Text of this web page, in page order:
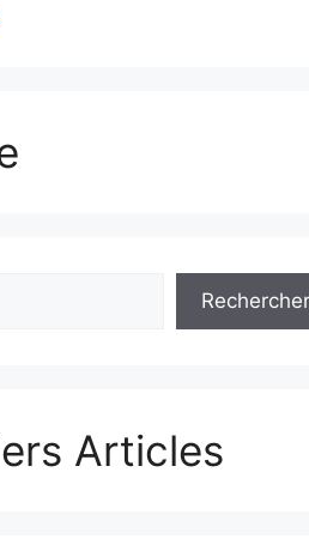
Rechercher
Articles